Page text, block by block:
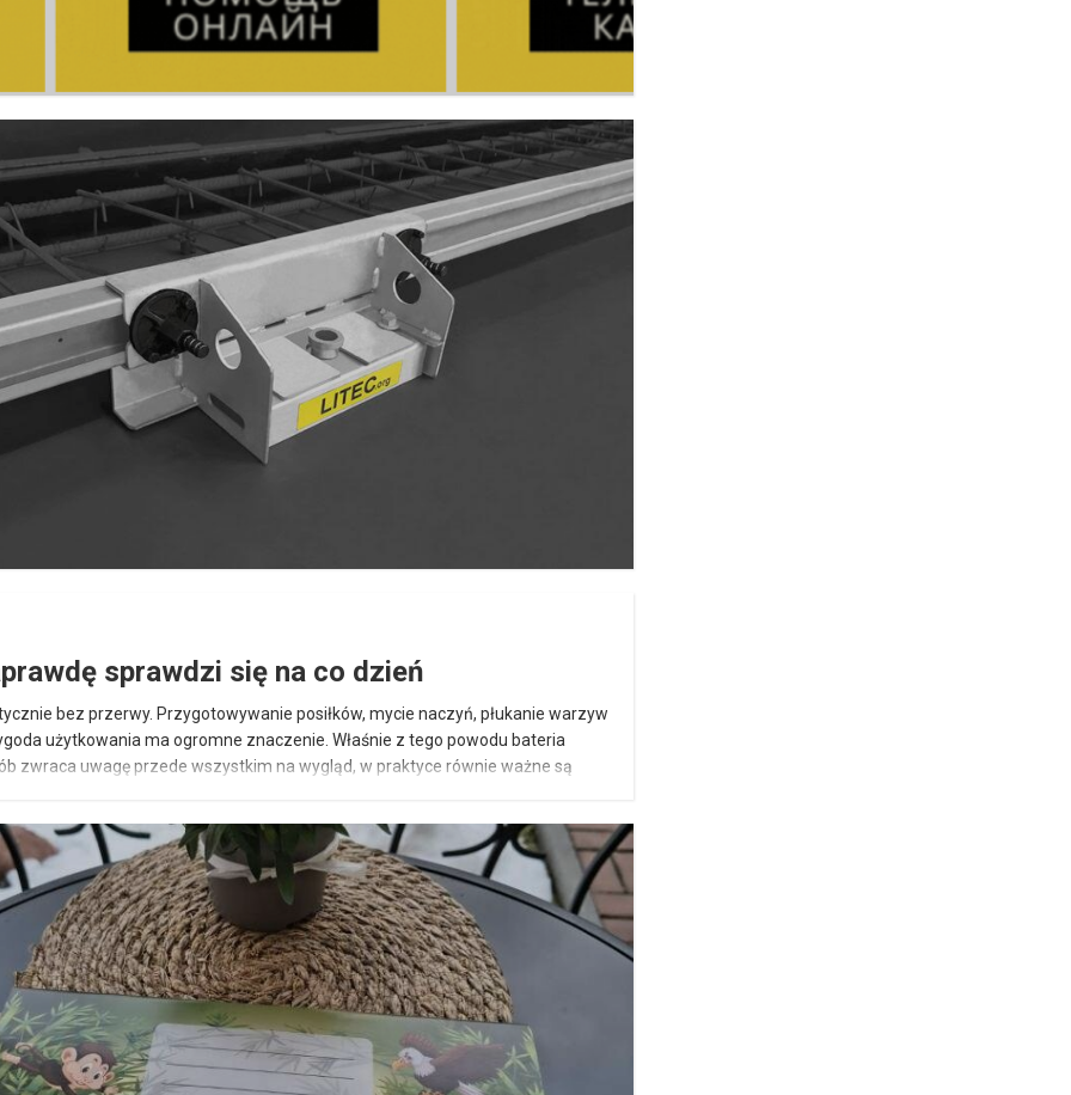
sprawdzi się na co dzień
bez przerwy. Przygotowywanie posiłków, mycie naczyń, płukanie warzyw
użytkowania ma ogromne znaczenie. Właśnie z tego powodu bateria
zwraca uwagę przede wszystkim na wygląd, w praktyce równie ważne są